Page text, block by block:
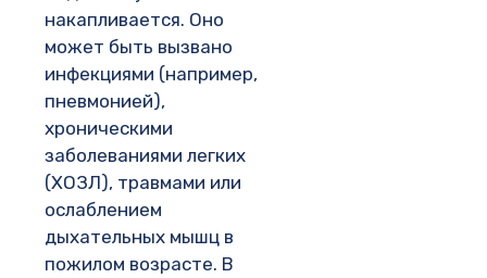
накапливается. Оно
может быть вызвано
инфекциями (например,
пневмонией),
хроническими
заболеваниями легких
(ХОЗЛ), травмами или
ослаблением
дыхательных мышц в
пожилом возрасте. В